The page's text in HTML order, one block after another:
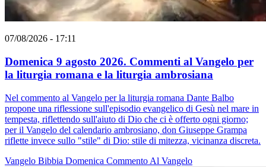
07/08/2026 - 17:11
Domenica 9 agosto 2026. Commenti al Vangelo per
la liturgia romana e la liturgia ambrosiana
Nel commento al Vangelo per la liturgia romana Dante Balbo
propone una riflessione sull'episodio evangelico di Gesù nel mare in
tempesta, riflettendo sull'aiuto di Dio che ci è offerto ogni giorno;
per il Vangelo del calendario ambrosiano, don Giuseppe Grampa
riflette invece sullo "stile" di Dio: stile di mitezza, vicinanza discreta.
Vangelo Bibbia Domenica Commento Al Vangelo